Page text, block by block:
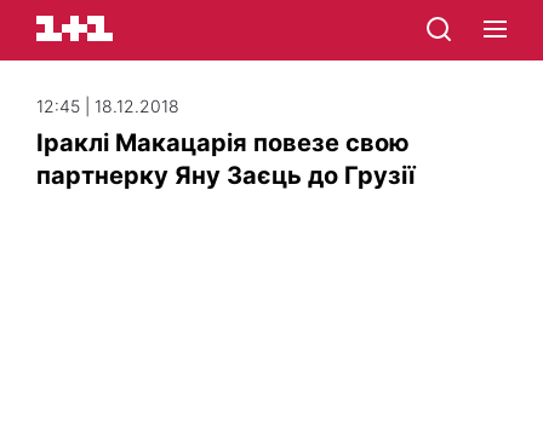
12:45 | 18.12.2018
Іраклі Макацарія повезе свою
партнерку Яну Заєць до Грузії